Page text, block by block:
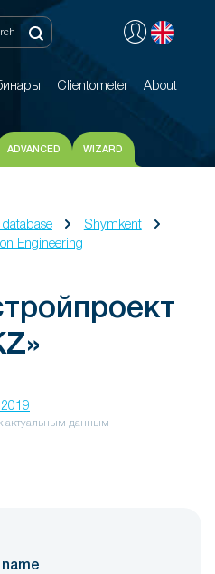
Clientometer About
Clientometer About
ADVANCED WIZARD
Shymkent
Engineering
актуальным данным